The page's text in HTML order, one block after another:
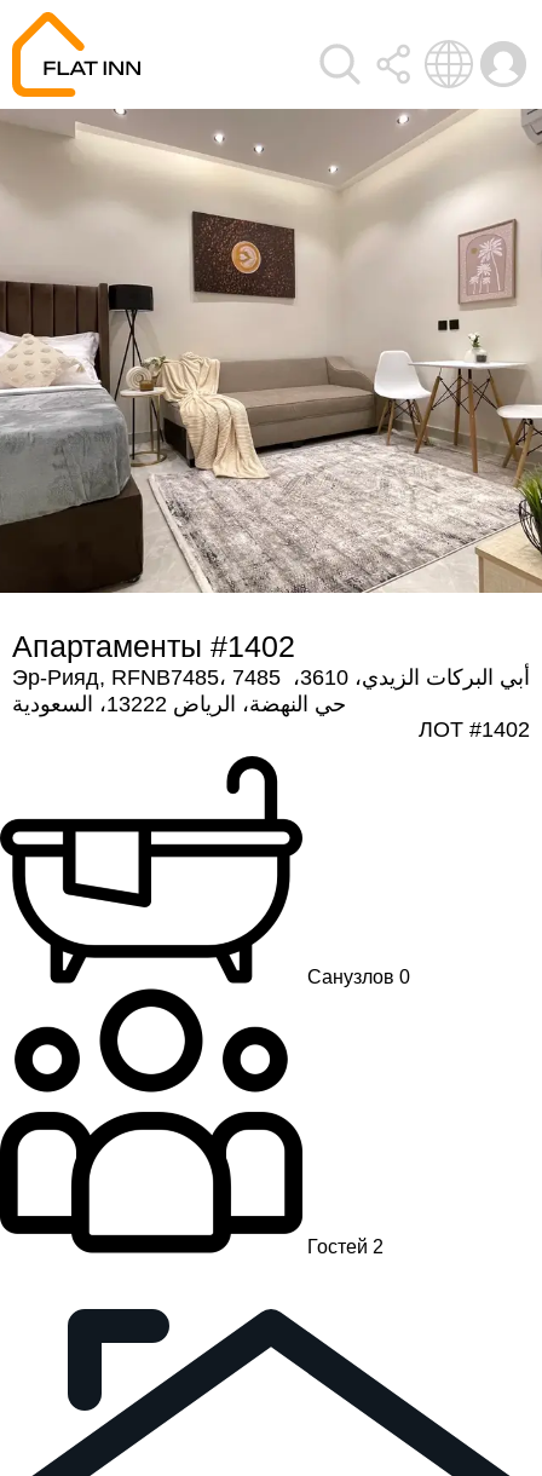
Апартаменты #1402
Эр-Рияд, RFNB7485، 7485 أبي البركات الزيدي، 3610،
حي النهضة، الرياض 13222، السعودية
ЛОТ #1402
Санузлов 0
Гостей 2